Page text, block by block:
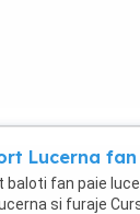
Lucerna
baloti fan paie
si furaje